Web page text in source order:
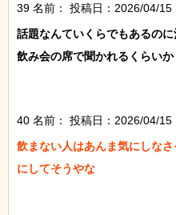
39 名前：
投稿日：2026/04/
話題なんていくらでもあるの
飲み会の席で聞かれるくらいか
40 名前：
投稿日：2026/04/
飲まない人はあんま気にしな
にしてそうやな